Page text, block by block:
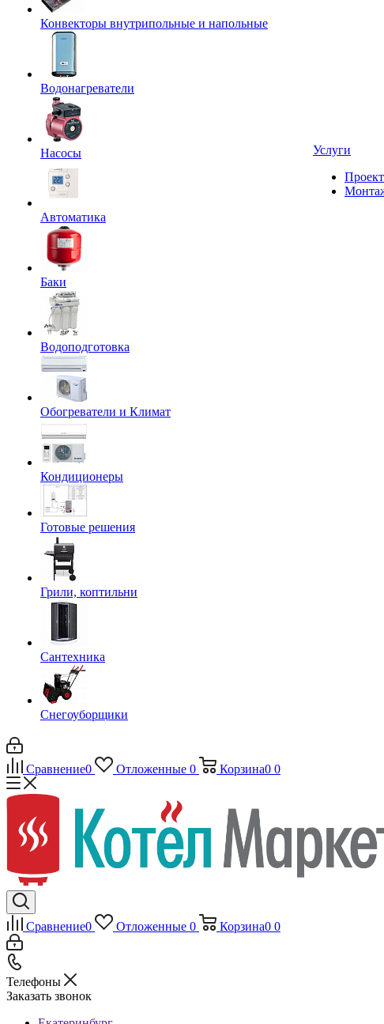
Конвекторы внутрипольные и напольные
Водонагреватели
Насосы
Автоматика
Баки
Водоподготовка
Обогреватели и Климат
Кондиционеры
Готовые решения
Грили, коптильни
Сантехника
Снегоуборщики
Услуги
Сравнение0 Отложенные 0 Корзина0 0
Сравнение0 Отложенные 0 Корзина0 0
Телефоны
Заказать звонок